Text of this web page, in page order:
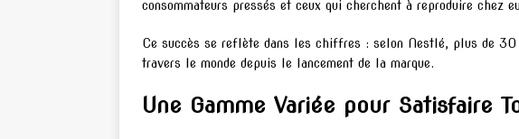
consommateurs pressés et ceux qui cherchent à reproduire chez
Ce succès se reflète dans les chiffres : selon Nestlé, plus de
travers le monde depuis le lancement de la marque.
Une Gamme Variée pour Satisfaire